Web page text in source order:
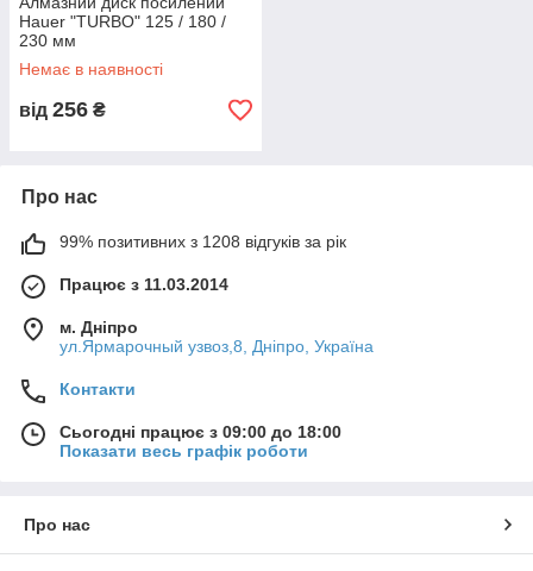
Hauer "TURBO" 125 / 180 /
230 мм
Немає в наявності
від 256 ₴
Про нас
99% позитивних з 1208 відгуків за рік
Працює з 11.03.2014
м. Дніпро
ул.Ярмарочный узвоз,8, Дніпро, Україна
Контакти
Сьогодні працює з 09:00 до 18:00
Показати весь графік роботи
Про нас